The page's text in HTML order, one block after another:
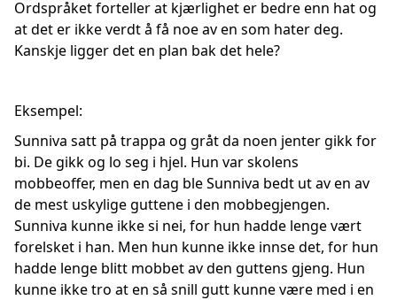
Ordspråket forteller at kjærlighet er bedre enn hat og
at det er ikke verdt å få noe av en som hater deg.
Kanskje ligger det en plan bak det hele?
Eksempel:
Sunniva satt på trappa og gråt da noen jenter gikk for
bi. De gikk og lo seg i hjel. Hun var skolens
mobbeoffer, men en dag ble Sunniva bedt ut av en av
de mest uskylige guttene i den mobbegjengen.
Sunniva kunne ikke si nei, for hun hadde lenge vært
forelsket i han. Men hun kunne ikke innse det, for hun
hadde lenge blitt mobbet av den guttens gjeng. Hun
kunne ikke tro at en så snill gutt kunne være med i en